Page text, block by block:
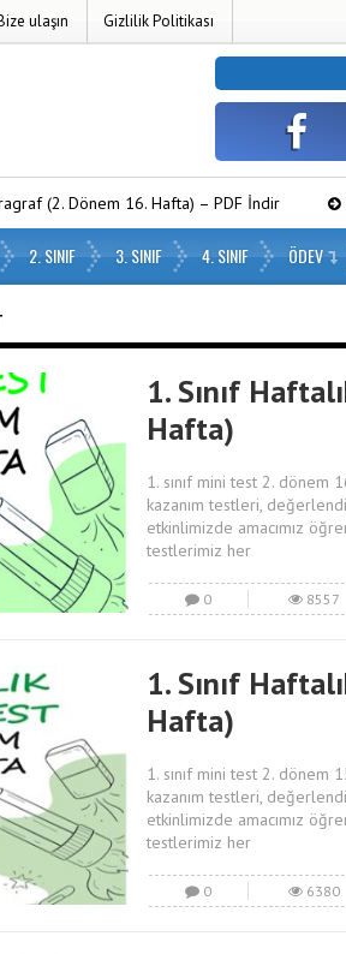
ulaşın Gizlilik Politikası
Hafta) – PDF İndir 1. Sınıf Haftalık
2. SINIF 3. SINIF 4. SINIF ÖDEV
1. Sınıf
Hafta)
1. sınıf mini test 2. dönem
kazanım testleri,
etkinlimizde amacımız
testlerimiz her
0 8557
1. Sınıf
Hafta)
1. sınıf mini test 2. dönem
kazanım testleri,
etkinlimizde amacımız
testlerimiz her
0 6380